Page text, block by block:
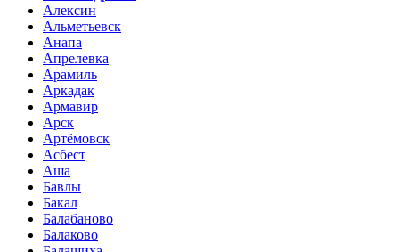
Алексин
Альметьевск
Анапа
Апрелевка
Арамиль
Аркадак
Армавир
Арск
Артёмовск
Асбест
Аша
Бавлы
Бакал
Балабаново
Балаково